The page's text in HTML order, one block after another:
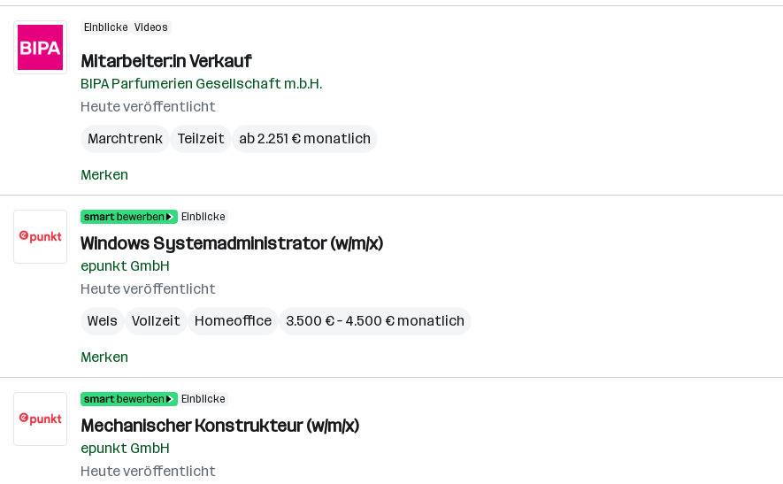
Einblicke Videos
Mitarbeiter:in Verkauf
BIPA Parfumerien Gesellschaft m.b.H.
Heute veröffentlicht
Marchtrenk
Teilzeit ab 2.251 € monatlich
Merken
Einblicke
Windows Systemadministrator (w/m/x)
epunkt GmbH
Heute veröffentlicht
Wels
Vollzeit Homeoffice 3.500 € – 4.500 € monatlich
Merken
Einblicke
Mechanischer Konstrukteur (w/m/x)
epunkt GmbH
Heute veröffentlicht